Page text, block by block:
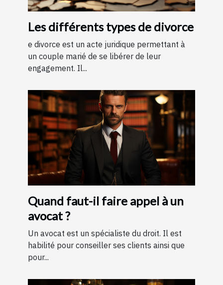
Les différents types de divorce
e divorce est un acte juridique permettant à
un couple marié de se libérer de leur
engagement. Il...
Quand faut-il faire appel à un
avocat ?
Un avocat est un spécialiste du droit. Il est
habilité pour conseiller ses clients ainsi que
pour...